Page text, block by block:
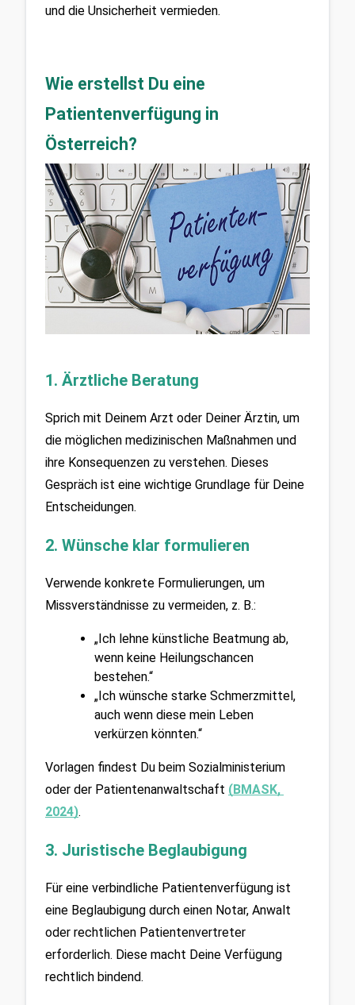
und die Unsicherheit vermieden.
Wie erstellst Du eine
Patientenverfügung in
Österreich?
1. Ärztliche Beratung
Sprich mit Deinem Arzt oder Deiner Ärztin, um
die möglichen medizinischen Maßnahmen und
ihre Konsequenzen zu verstehen. Dieses
Gespräch ist eine wichtige Grundlage für Deine
Entscheidungen.
2. Wünsche klar formulieren
Verwende konkrete Formulierungen, um
Missverständnisse zu vermeiden, z. B.:
„Ich lehne künstliche Beatmung ab,
wenn keine Heilungschancen
bestehen.“
„Ich wünsche starke Schmerzmittel,
auch wenn diese mein Leben
verkürzen könnten.“
Vorlagen findest Du beim Sozialministerium
oder der Patientenanwaltschaft (BMASK,
2024).
3. Juristische Beglaubigung
Für eine verbindliche Patientenverfügung ist
eine Beglaubigung durch einen Notar, Anwalt
oder rechtlichen Patientenvertreter
erforderlich. Diese macht Deine Verfügung
rechtlich bindend.